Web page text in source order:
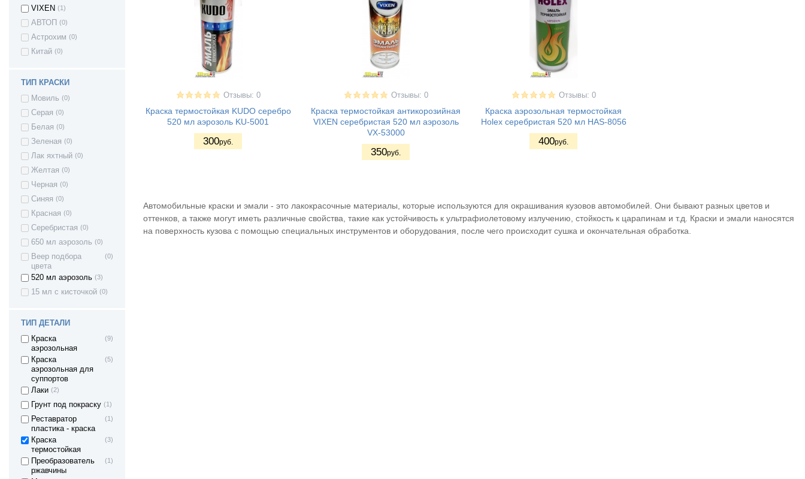
VIXEN (1)
АВТОП (0)
Астрохим (0)
Китай (0)
ТИП КРАСКИ
Мовиль (0)
Серая (0)
Белая (0)
Зеленая (0)
Лак яхтный (0)
Желтая (0)
Черная (0)
Синяя (0)
Красная (0)
Серебристая (0)
650 мл аэрозоль (0)
Веер подбора
цвета
(0)
520 мл аэрозоль (3)
15 мл с кисточкой (0)
ТИП ДЕТАЛИ
Краска
аэрозольная
(9)
Краска
аэрозольная для
суппортов
(5)
Лаки (2)
Грунт под покраску (1)
Реставратор
пластика - краска
(1)
Краска
термостойкая
(3)
Преобразователь
ржавчины
(1)
Отзывы: 0
Краска термостойкая KUDO серебро
520 мл аэрозоль KU-5001
300руб.
Отзывы: 0
Краска термостойкая антикорозийная
VIXEN серебристая 520 мл аэрозоль
VX-53000
350руб.
Отзывы: 0
Краска аэрозольная термостойкая
Holex серебристая 520 мл HAS-8056
400руб.
Автомобильные краски и эмали - это лакокрасочные материалы, которые используются для окрашивания кузовов автомобилей. Они бывают разных цветов и
оттенков, а также могут иметь различные свойства, такие как устойчивость к ультрафиолетовому излучению, стойкость к царапинам и т.д. Краски и эмали наносятся
на поверхность кузова с помощью специальных инструментов и оборудования, после чего происходит сушка и окончательная обработка.